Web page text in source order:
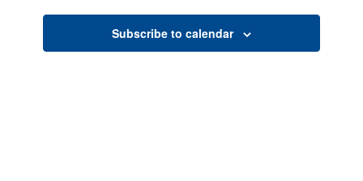
Subscribe to calendar